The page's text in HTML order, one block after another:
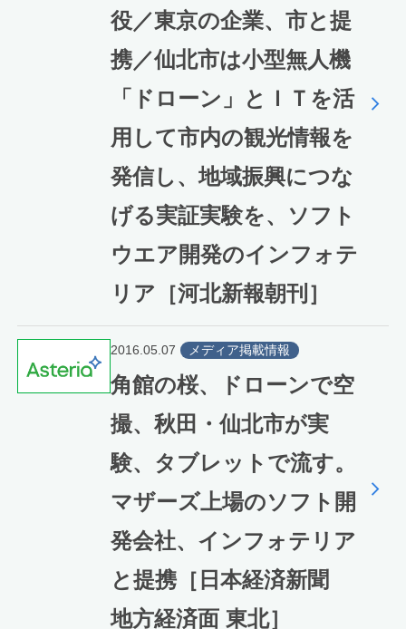
役／東京の企業、市と提
携／仙北市は小型無人機
「ドローン」とＩＴを活
用して市内の観光情報を
発信し、地域振興につな
げる実証実験を、ソフト
ウエア開発のインフォテ
リア［河北新報朝刊］
2016.05.07 メディア掲載情報
角館の桜、ドローンで空
撮、秋田・仙北市が実
験、タブレットで流す。
マザーズ上場のソフト開
発会社、インフォテリア
と提携［日本経済新聞
地方経済面 東北］